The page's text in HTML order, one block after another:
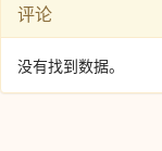
评论
没有找到数据。